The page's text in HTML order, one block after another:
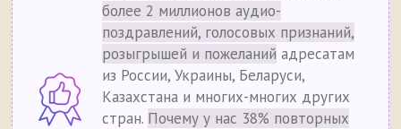
более 2 миллионов аудио-
поздравлений, голосовых признаний,
розыгрышей и пожеланий адресатам
из России, Украины, Беларуси,
Казахстана и многих-многих других
стран. Почему у нас 38% повторных